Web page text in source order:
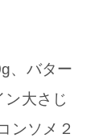
、バター
大さじ
ンソメ２